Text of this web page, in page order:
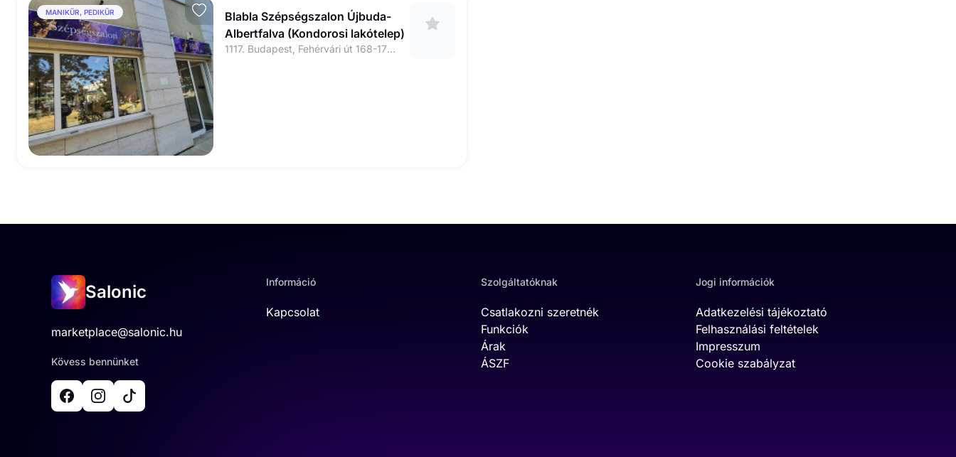
MANIKŰR, PEDIKŰR
Blabla Szépségszalon Újbuda-
Albertfalva (Kondorosi lakótelep)
1117. Budapest, Fehérvári út 168-178 "A" épület. Kondorosi-Fehérvári sarok
Salonic
marketplace@salonic.hu
Kövess bennünket
Információ
Kapcsolat
Szolgáltatóknak
Csatlakozni szeretnék
Funkciók
Árak
ÁSZF
Jogi információk
Adatkezelési tájékoztató
Felhasználási feltételek
Impresszum
Cookie szabályzat